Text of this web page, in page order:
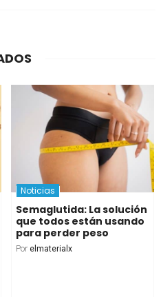
Noticias
Semaglutida: La solución
que todos están usando
para perder peso
Por elmaterialx